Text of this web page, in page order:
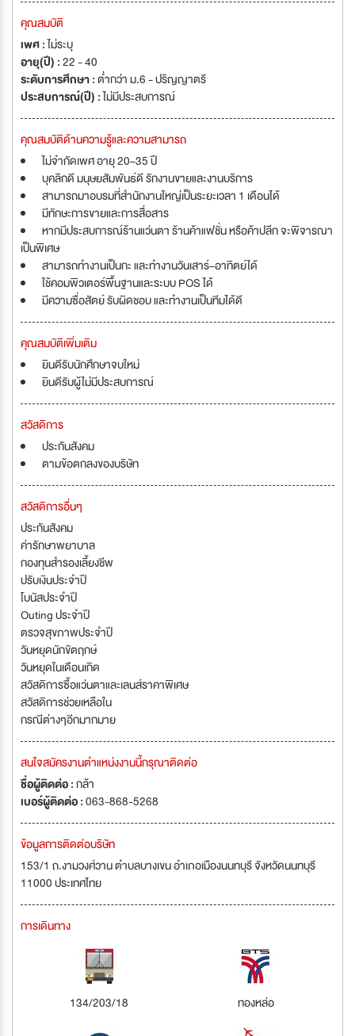
คุณสมบัติ
เพศ :ไม่ระบุ
อายุ(ปี) :22 - 40
ระดับการศึกษา :ต่ำกว่า ม.6 - ปริญญาตรี
ประสบการณ์(ปี) :ไม่มีประสบการณ์
คุณสมบัติด้านความรู้และความสามารถ
ไม่จำกัดเพศ อายุ 20–35 ปี
บุคลิกดี มนุษยสัมพันธ์ดี รักงานขายและงานบริการ
สามารถมาอบรมที่สำนักงานใหญ่เป็นระยะเวลา 1 เดือนได้
มีทักษะการขายและการสื่อสาร
หากมีประสบการณ์ร้านแว่นตา ร้านค้าแฟชั่น หรือค้าปลีก จะพิจารณา
เป็นพิเศษ
สามารถทำงานเป็นกะ และทำงานวันเสาร์–อาทิตย์ได้
ใช้คอมพิวเตอร์พื้นฐานและระบบ POS ได้
มีความซื่อสัตย์ รับผิดชอบ และทำงานเป็นทีมได้ดี
คุณสมบัติเพิ่มเติม
ยินดีรับนักศึกษาจบใหม่
ยินดีรับผู้ไม่มีประสบการณ์
สวัสดิการ
ประกันสังคม
ตามข้อตกลงของบริษัท
สวัสดิการอื่นๆ
ประกันสังคม
ค่ารักษาพยาบาล
กองทุนสำรองเลี้ยงชีพ
ปรับเงินประจำปี
โบนัสประจำปี
Outing ประจำปี
ตรวจสุขภาพประจำปี
วันหยุดนักขัตฤกษ์
วันหยุดในเดือนเกิด
สวัสดิการซื้อแว่นตาและเลนส์ราคาพิเศษ
สวัสดิการช่วยเหลือใน
กรณีต่างๆอีกมากมาย
สนใจสมัครงานตำแหน่งงานนี้กรุณาติดต่อ
ชื่อผู้ติดต่อ :กล้า
เบอร์ผู้ติดต่อ :063-868-5268
ข้อมูลการติดต่อบริษัท
153/1 ถ.งามวงศ์วาน ตำบลบางเขน อำเภอเมืองนนทบุรี จังหวัดนนทบุรี
11000 ประเทศไทย
การเดินทาง
134/203/18 ทองหล่อ